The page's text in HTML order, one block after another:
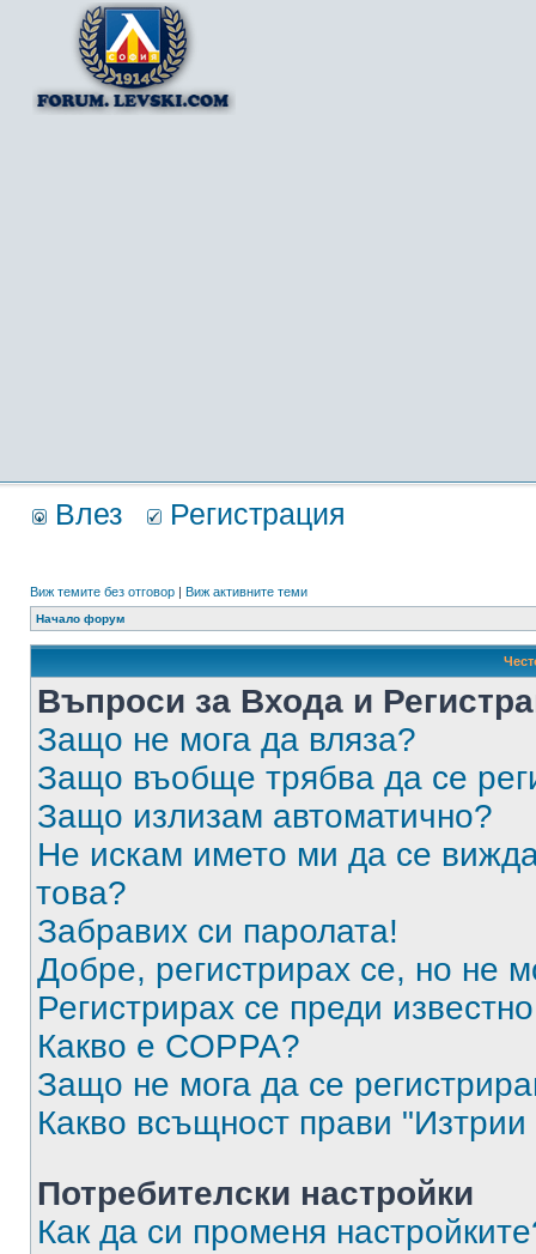
Влез Регистрация
Виж темите без отговор | Виж активните теми
Начало форум
Въпроси за Входа и
Защо не мога да вляза?
Защо въобще трябва да се
Защо излизам автоматично?
Не искам името ми да се
това?
Забравих си паролата!
Добре, регистрирах се, но не
Регистрирах се преди
Какво е COPPA?
Защо не мога да се
Какво всъщност прави "Изтрии
Потребителски настройки
Как да си променя